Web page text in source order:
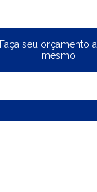
Faça seu orçamento
mesmo